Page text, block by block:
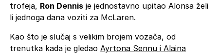
trofeja, Ron Dennis je jednostavno upitao Alonsa želi
li jednoga dana voziti za McLaren.
Kao što je slučaj s velikim brojem vozača, od
trenutka kada je gledao Ayrtona Sennu i Alaina